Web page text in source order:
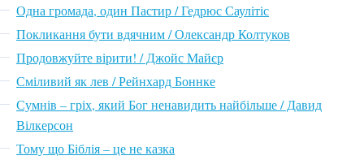
Одна громада, один Пастир / Гедрюс Саулітіс
Покликання бути вдячним / Олександр Колтуков
Продовжуйте вірити! / Джойс Майєр
Сміливий як лев / Рейнхард Боннке
Сумнів – гріх, який Бог ненавидить найбільше / Давид
Вілкерсон
Тому що Біблія – це не казка